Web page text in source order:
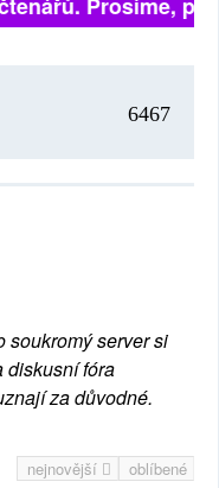
6467
soukromý server si
diskusní fóra
za důvodné.
nejnovější oblíbené